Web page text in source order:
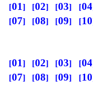
01 02 03 04
07
08 09 10
01 02 03 04
07
08 09 10